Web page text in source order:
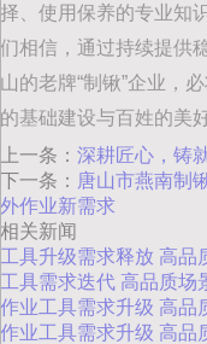
择、使用保养的专业知
们相信，通过持续提供
山的老牌“制锹”企业，
的基础建设与百姓的美
上一条： 深耕匠心，铸
下一条： 唐山市燕南制
外作业新需求
相关新闻
工具升级需求释放 高品
工具需求迭代 高品质场
作业工具需求升级 高品
作业工具需求升级 高品